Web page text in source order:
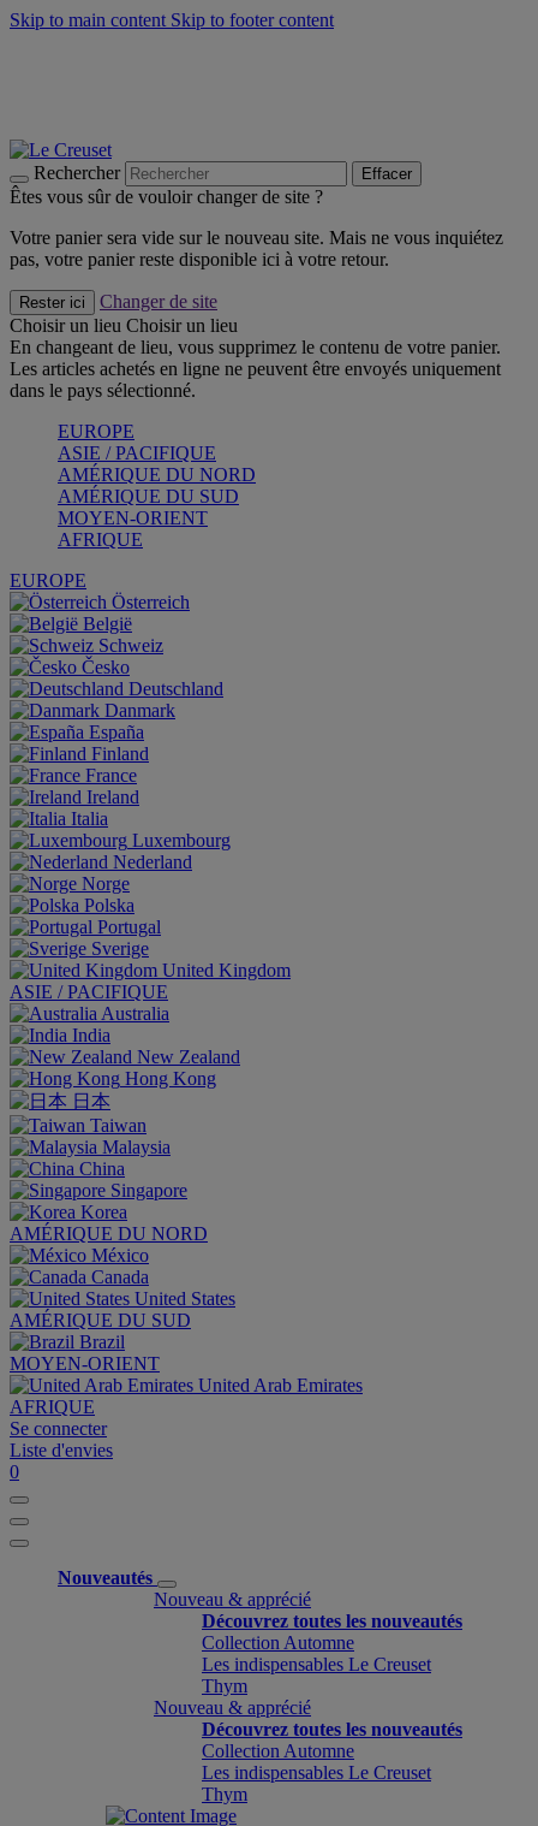
Skip to main content Skip to footer content
Rechercher Effacer
Êtes vous sûr de vouloir changer de site ?
Votre panier sera vide sur le nouveau site. Mais ne vous inquiétez
pas, votre panier reste disponible ici à votre retour.
Rester ici
Changer de site
Choisir un lieu Choisir un lieu
En changeant de lieu, vous supprimez le contenu de votre panier.
Les articles achetés en ligne ne peuvent être envoyés uniquement
dans le pays sélectionné.
EUROPE
ASIE / PACIFIQUE
AMÉRIQUE DU NORD
AMÉRIQUE DU SUD
MOYEN-ORIENT
AFRIQUE
EUROPE
Österreich
België
Schweiz
Česko
Deutschland
Danmark
España
Finland
France
Ireland
Italia
Luxembourg
Nederland
Norge
Polska
Portugal
Sverige
United Kingdom
ASIE / PACIFIQUE
Australia
India
New Zealand
Hong Kong
日本
Taiwan
Malaysia
China
Singapore
Korea
AMÉRIQUE DU NORD
México
Canada
United States
AMÉRIQUE DU SUD
Brazil
MOYEN-ORIENT
United Arab Emirates
AFRIQUE
Se connecter
Liste d'envies
0
Nouveautés
Nouveau & apprécié
Découvrez toutes les nouveautés
Collection Automne
Les indispensables Le Creuset
Thym
Nouveau & apprécié
Découvrez toutes les nouveautés
Collection Automne
Les indispensables Le Creuset
Thym